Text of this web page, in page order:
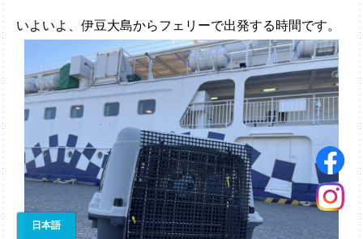
いよいよ、伊豆大島からフェリーで出発する時間です。